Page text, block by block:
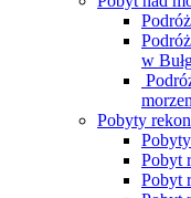
w
Pobyty
Pobyt
Pobyt